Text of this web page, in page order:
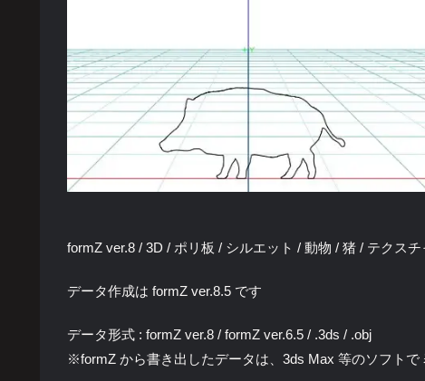
formZ ver.8 / 3D / ポリ板 / シルエット / 動物 / 猪 / テクス
データ作成は formZ ver.8.5 です
データ形式 : formZ ver.8 / formZ ver.6.5 / .3ds / .obj
※formZ から書き出したデータは、3ds Max 等のソフトで